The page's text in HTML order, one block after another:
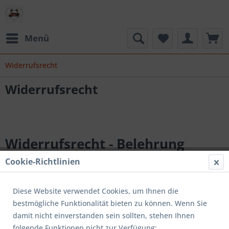
Menü
Widerrufsrecht
Widerrufsrecht
Widerrufsrecht - Belehrung
Widerrufsbelehrung
Cookie-Richtlinien
Diese Website verwendet Cookies, um Ihnen die
bestmögliche Funktionalität bieten zu können. Wenn Sie
damit nicht einverstanden sein sollten, stehen Ihnen